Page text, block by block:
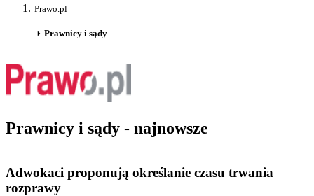
Prawo.pl
Prawnicy i sądy
Prawnicy i sądy - najnowsze
Adwokaci proponują określanie czasu trwania
rozprawy